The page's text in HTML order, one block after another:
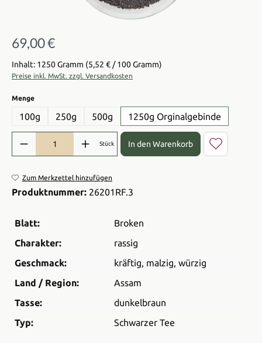
Regulärer Preis:
69,00 €
Inhalt: 1250 Gramm (5,52 € / 100 Gramm)
Preise inkl. MwSt. zzgl. Versandkosten
Mengeauswählen
100g 250g 500g 1250g Orginalgebinde
Produkt Anzahl: Gib den gewünschten Wert ein oder benutze die
Stück In den Warenkorb
Zum Merkzettel hinzufügen
Produktnummer: 26201RF.3
Blatt:
Broken
Charakter:
rassig
Geschmack:
kräftig, malzig, würzig
Land / Region:
Assam
Tasse:
dunkelbraun
Typ:
Schwarzer Tee